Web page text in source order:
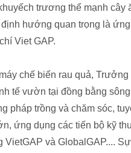
trương thế mạnh cây
hướng quan trọng là
Viet GAP.
chế biến rau quả,
tế vườn tại đồng bằng
pháp trồng và chăm sóc,
ứng dụng các tiến bộ kỹ
và GlobalGAP....